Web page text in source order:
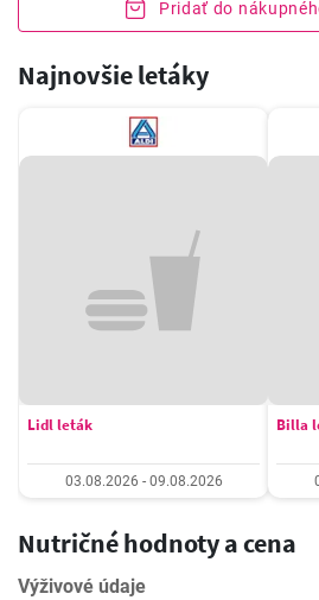
Pridať do
Najnovšie letáky
Lidl leták
03.08.2026 - 09.08.2026
Billa
Nutričné hodnoty a cena
Výživové údaje